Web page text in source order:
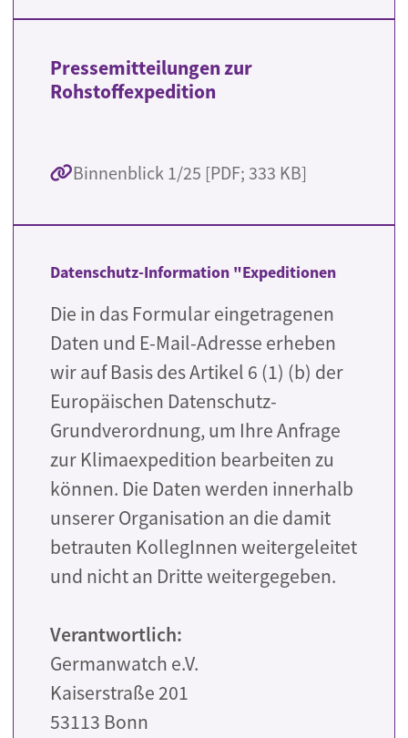
Pressemitteilungen zur
Rohstoffexpedition
Binnenblick 1/25 [PDF; 333 KB]
Datenschutz-Information "Expeditionen
Die in das Formular eingetragenen
Daten und E-Mail-Adresse erheben
wir auf Basis des Artikel 6 (1) (b) der
Europäischen Datenschutz-
Grundverordnung, um Ihre Anfrage
zur Klimaexpedition bearbeiten zu
können. Die Daten werden innerhalb
unserer Organisation an die damit
betrauten KollegInnen weitergeleitet
und nicht an Dritte weitergegeben.
Verantwortlich:
Germanwatch e.V.
Kaiserstraße 201
53113 Bonn